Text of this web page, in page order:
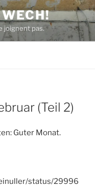
joignent pas.
(Teil 2)
Guter Monat.
status/29996